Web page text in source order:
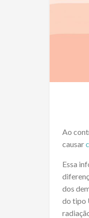
Ao
causar
Essa
dos
do tipo